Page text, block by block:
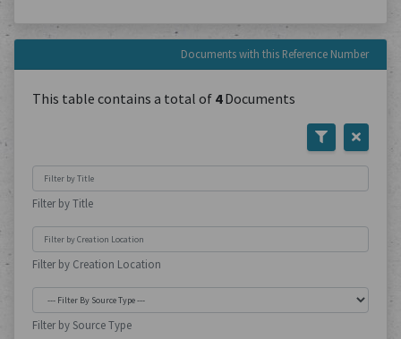
Documents with this Reference Number
This table contains a total of 4Documents
Filter by Title
Filter by Creation Location
Filter by Source Type